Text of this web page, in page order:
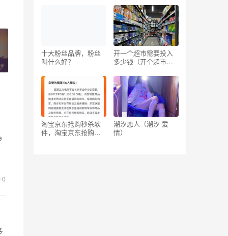
0
吗
十大粉丝品牌，粉丝
叫什么好？
开一个超市需要投入
多少钱（开个超市要
淘宝京东抢购秒杀软
件，淘宝京东抢购秒
潮汐恋人（潮汐 爱
情）